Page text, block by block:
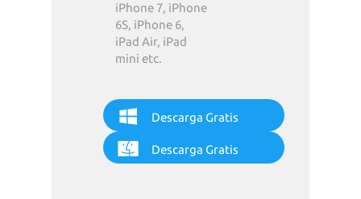
iPhone 7, iPhone
6S, iPhone 6,
iPad Air, iPad
mini etc.
Descarga Gratis
Descarga Gratis